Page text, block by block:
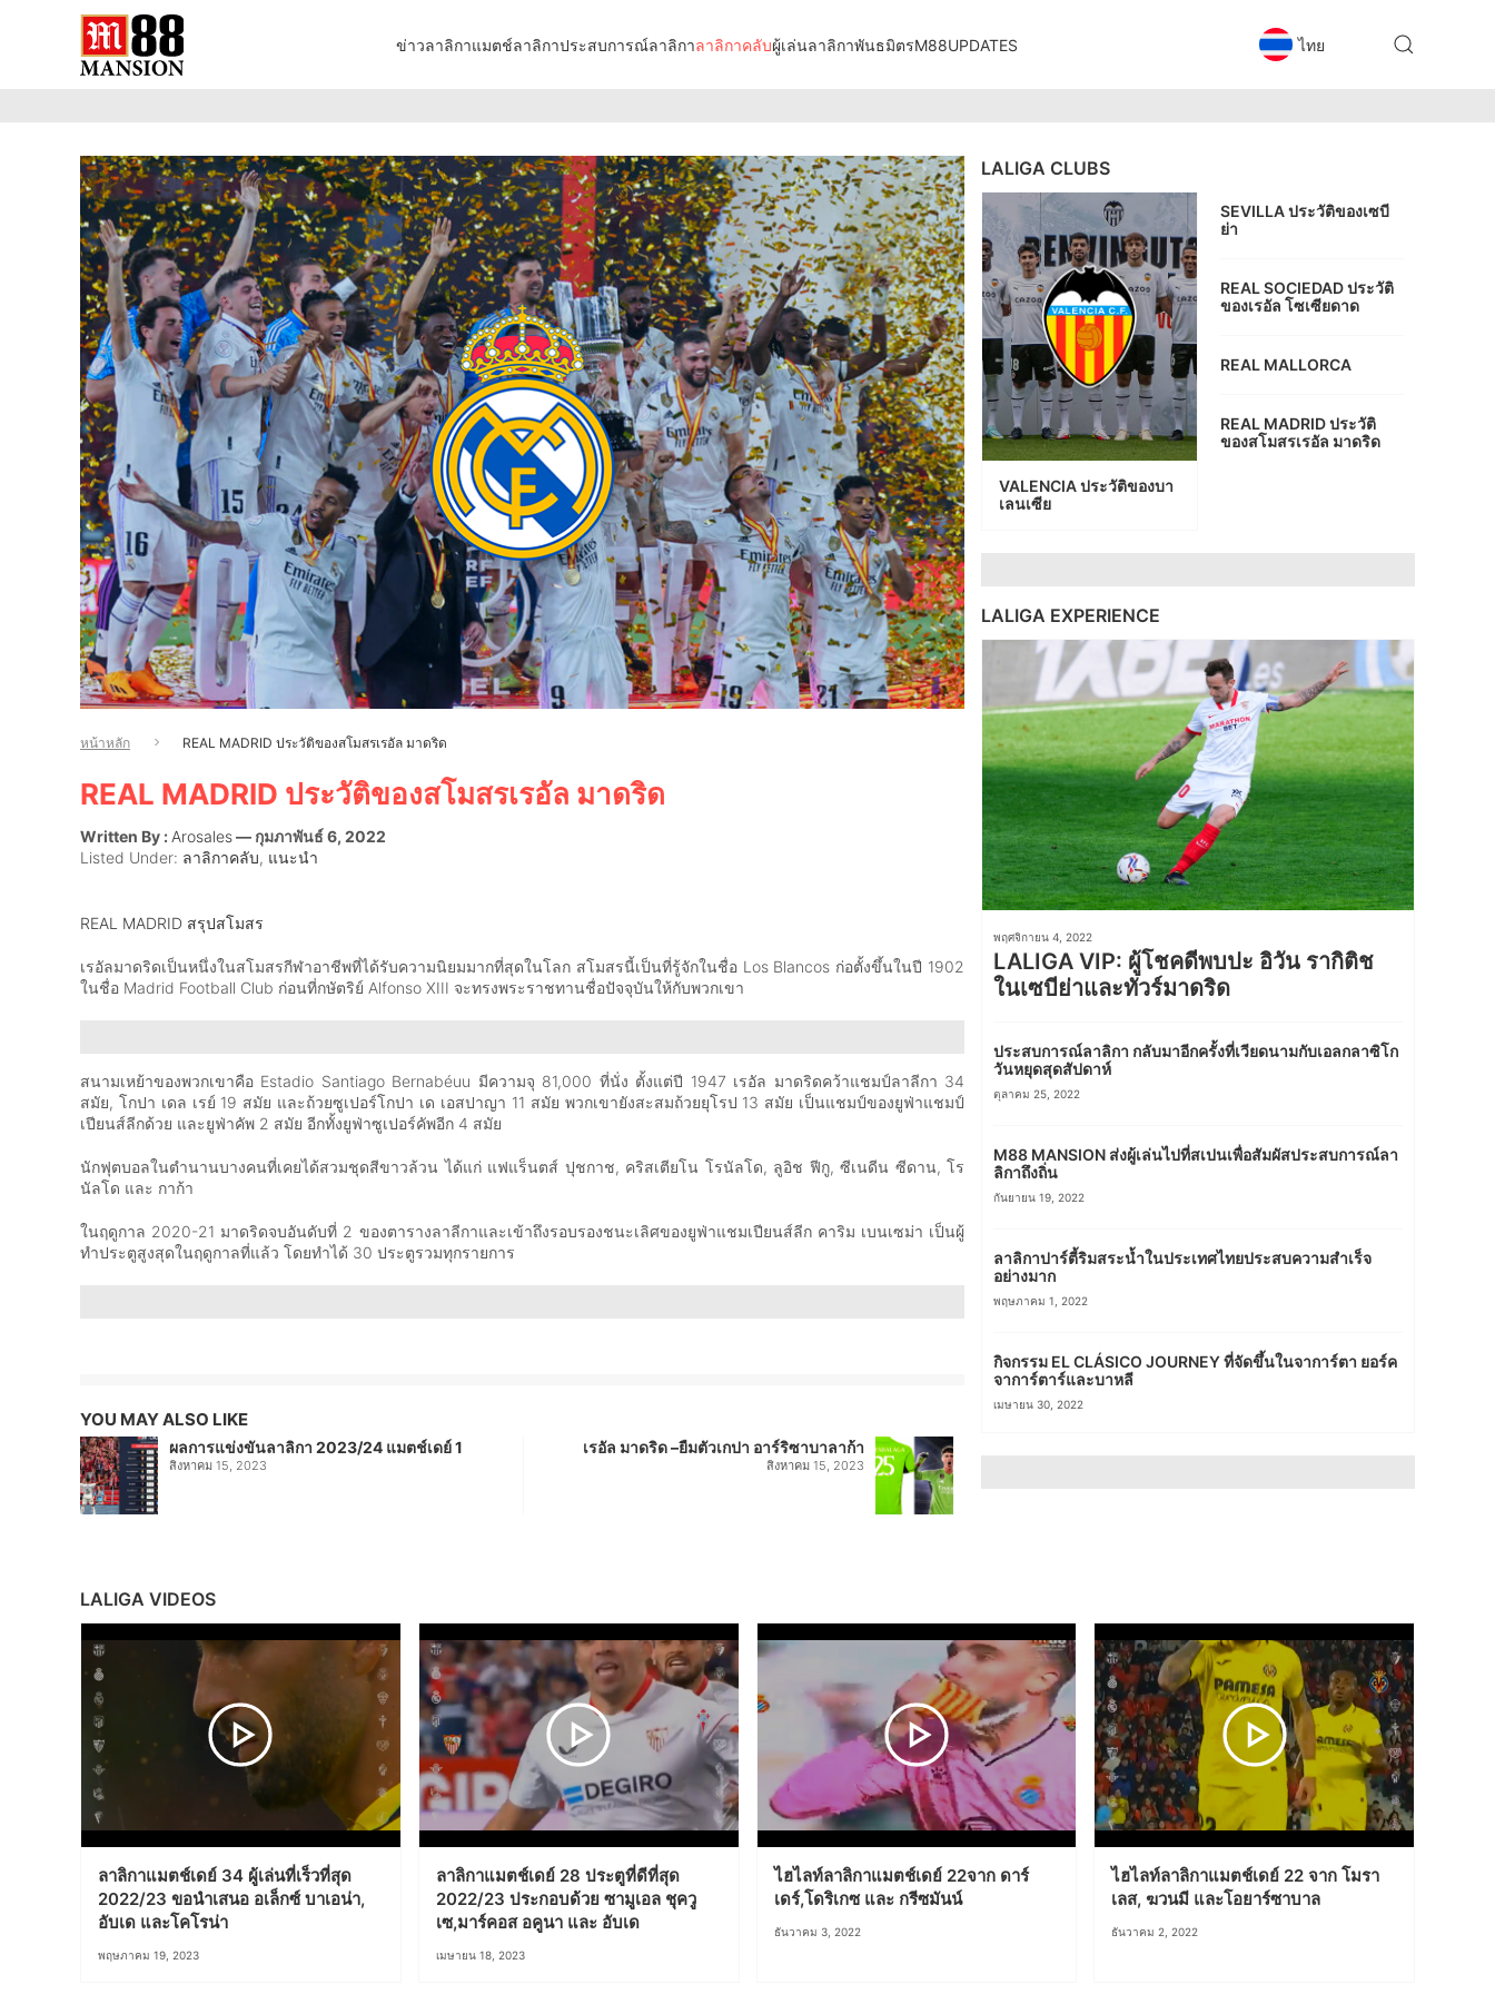
ข่าวลาลิกาแมตช์ลาลิกาประสบการณ์ลาลิกาลาลิกาคลับผู้เล่นลาลิกาพันธมิตรM88UPDATES ไทย
หน้าหลัก REAL MADRID ประวัติของสโมสรเรอัล มาดริด
REAL MADRID ประวัติของสโมสรเรอัล มาดริด
Written By : Arosales— กุมภาพันธ์ 6, 2022
Listed Under: ลาลิกาคลับ, แนะนำ
REAL MADRID สรุปสโมสร
เรอัลมาดริดเป็นหนึ่งในสโมสรกีฬาอาชีพที่ได้รับความนิยมมากที่สุดในโลก สโมสรนี้เป็นที่รู้จักในชื่อ Los Blancos ก่อตั้งขึ้นในปี 1902
ในชื่อ Madrid Football Club ก่อนที่กษัตริย์ Alfonso XIII จะทรงพระราชทานชื่อปัจจุบันให้กับพวกเขา
สนามเหย้าของพวกเขาคือ Estadio Santiago Bernabéuu มีความจุ 81,000 ที่นั่ง ตั้งแต่ปี 1947 เรอัล มาดริดคว้าแชมป์ลาลีกา 34
สมัย, โกปา เดล เรย์ 19 สมัย และถ้วยซูเปอร์โกปา เด เอสปาญา 11 สมัย พวกเขายังสะสมถ้วยยุโรป 13 สมัย เป็นแชมป์ของยูฟ่าแชมป์
เปียนส์ลีกด้วย และยูฟ่าคัพ 2 สมัย อีกทั้งยูฟ่าซูเปอร์คัพอีก 4 สมัย
นักฟุตบอลในตำนานบางคนที่เคยได้สวมชุดสีขาวล้วน ได้แก่ แฟแร็นตส์ ปุชกาช, คริสเตียโน โรนัลโด, ลูอิช ฟีกู, ซีเนดีน ซีดาน, โร
นัลโด และ กาก้า
ในฤดูกาล 2020-21 มาดริดจบอันดับที่ 2 ของตารางลาลีกาและเข้าถึงรอบรองชนะเลิศของยูฟ่าแชมเปียนส์ลีก คาริม เบนเซม่า เป็นผู้
ทำประตูสูงสุดในฤดูกาลที่แล้ว โดยทำได้ 30 ประตูรวมทุกรายการ
YOU MAY ALSO LIKE
ผลการแข่งขันลาลิกา 2023/24 แมตช์เดย์ 1
สิงหาคม 15, 2023
เรอัล มาดริด –ยืมตัวเกปา อาร์ริซาบาลาก้า
สิงหาคม 15, 2023
LALIGA CLUBS
VALENCIA ประวัติของบา
เลนเซีย
SEVILLA ประวัติของเซบี
ย่า
REAL SOCIEDAD ประวัติ
ของเรอัล โซเซียดาด
REAL MALLORCA
REAL MADRID ประวัติ
ของสโมสรเรอัล มาดริด
LALIGA EXPERIENCE
พฤศจิกายน 4, 2022
LALIGA VIP: ผู้โชคดีพบปะ อิวัน รากิติช
ในเซบีย่าและทัวร์มาดริด
ประสบการณ์ลาลิกา กลับมาอีกครั้งที่เวียดนามกับเอลกลาซิโก
วันหยุดสุดสัปดาห์
ตุลาคม 25, 2022
M88 MANSION ส่งผู้เล่นไปที่สเปนเพื่อสัมผัสประสบการณ์ลา
ลิกาถึงถิ่น
กันยายน 19, 2022
ลาลิกาปาร์ตี้ริมสระน้ำในประเทศไทยประสบความสำเร็จ
อย่างมาก
พฤษภาคม 1, 2022
กิจกรรม EL CLÁSICO JOURNEY ที่จัดขึ้นในจาการ์ตา ยอร์ค
จาการ์ตาร์และบาหลี
เมษายน 30, 2022
LALIGA VIDEOS
ลาลิกาแมตช์เดย์ 34 ผู้เล่นที่เร็วที่สุด
2022/23 ขอนำเสนอ อเล็กซ์ บาเอน่า,
อับเด และโคโรน่า
พฤษภาคม 19, 2023
ลาลิกาแมตช์เดย์ 28 ประตูที่ดีที่สุด
2022/23 ประกอบด้วย ซามูเอล ชุควู
เซ,มาร์คอส อคูนา และ อับเด
เมษายน 18, 2023
ไฮไลท์ลาลิกาแมตช์เดย์ 22จาก ดาร์
เดร์,โดริเกซ และ กรีซมันน์
ธันวาคม 3, 2022
ไฮไลท์ลาลิกาแมตช์เดย์ 22 จาก โมรา
เลส, ฆวนมี และโอยาร์ซาบาล
ธันวาคม 2, 2022